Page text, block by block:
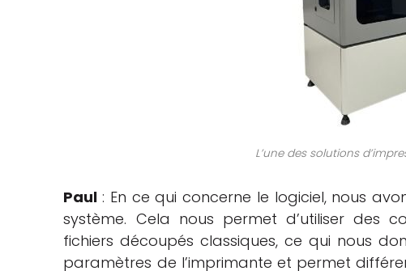
L’une des solutions
Paul: En ce qui concerne le logiciel, nous
système. Cela nous permet d’utiliser des
fichiers découpés classiques, ce qui nous
paramètres de l’imprimante et permet